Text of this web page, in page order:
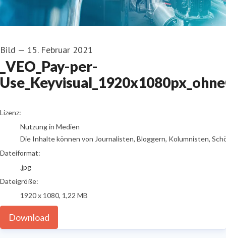
Bild — 15. Februar 2021
_VEO_Pay-per-
go to media item
Lizenz:
Nutzung in Medien
Die Inhalte können von Journalisten, Bloggern, Kolumnisten,
Dateiformat:
.jpg
Dateigröße:
1920 x 1080, 1,22 MB
Download